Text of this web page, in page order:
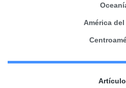
América